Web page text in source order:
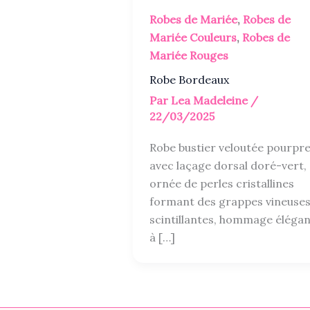
Robes de Mariée, Robes de
Mariée Couleurs, Robes de
Mariée Rouges
Robe Bordeaux
Par Lea Madeleine /
22/03/2025
Robe bustier veloutée pourpre
avec laçage dorsal doré-vert,
ornée de perles cristallines
formant des grappes vineuses
scintillantes, hommage
à […]